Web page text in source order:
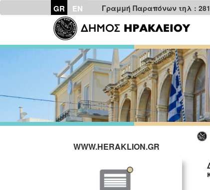
GR EN Γραμμή Παραπόνων τηλ :
WWW.HERAKLION.GR